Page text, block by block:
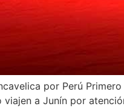
por Perú
a Junín por